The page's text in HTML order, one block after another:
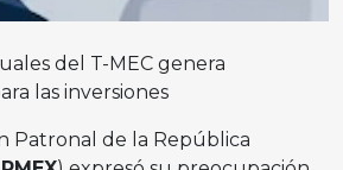
del T-MEC genera
las inversiones
Patronal de la República